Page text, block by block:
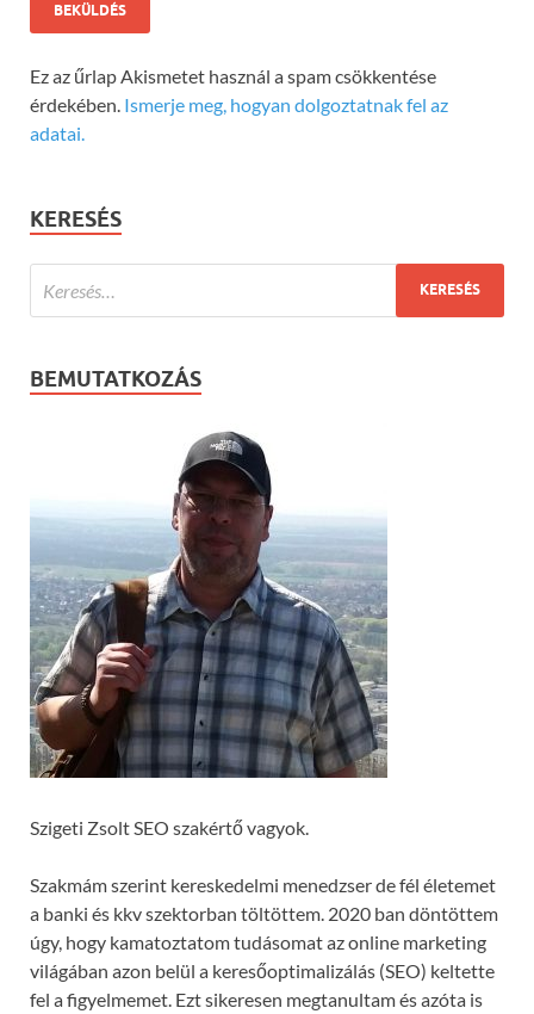
Ez az űrlap Akismetet használ a spam csökkentése
érdekében. Ismerje meg, hogyan dolgoztatnak fel az
adatai.
KERESÉS
BEMUTATKOZÁS
Szigeti Zsolt SEO szakértő vagyok.
Szakmám szerint kereskedelmi menedzser de fél életemet
a banki és kkv szektorban töltöttem. 2020 ban döntöttem
úgy, hogy kamatoztatom tudásomat az online marketing
világában azon belül a keresőoptimalizálás (SEO) keltette
fel a figyelmemet. Ezt sikeresen megtanultam és azóta is